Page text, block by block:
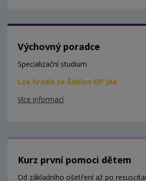
Výchovný poradce
Specializační studium
Lze hradit ze Šablon OP JAK
Více informací
Kurz první pomoci dětem
Od základního ošetření až po